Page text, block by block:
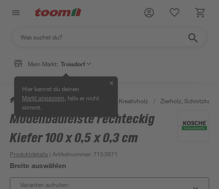
Mein Markt: Troisdorf
Hier kannst du deinen
Markt anpassen , falls er nicht
stimmt.
✕
/ Bauen & Renovieren / Holz Kreativholz / Zierholz, Schnitzholz
Modellbauleiste rechteckig
Kiefer 100 x 0,5 x 0,3 cm
Produktdetails | Artikelnummer: 7153971
Breite auswählen
Varianten aufrufen: